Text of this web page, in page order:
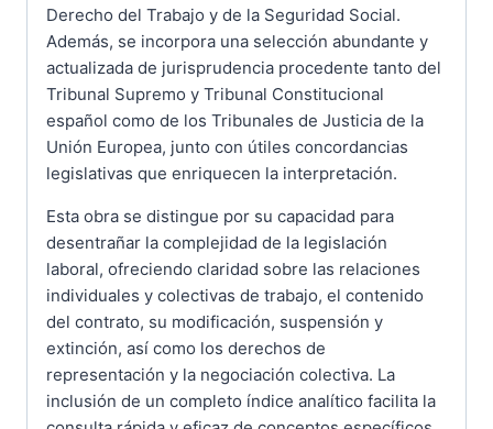
Derecho del Trabajo y de la Seguridad Social.
Además, se incorpora una selección abundante y
actualizada de jurisprudencia procedente tanto del
Tribunal Supremo y Tribunal Constitucional
español como de los Tribunales de Justicia de la
Unión Europea, junto con útiles concordancias
legislativas que enriquecen la interpretación.
Esta obra se distingue por su capacidad para
desentrañar la complejidad de la legislación
laboral, ofreciendo claridad sobre las relaciones
individuales y colectivas de trabajo, el contenido
del contrato, su modificación, suspensión y
extinción, así como los derechos de
representación y la negociación colectiva. La
inclusión de un completo índice analítico facilita la